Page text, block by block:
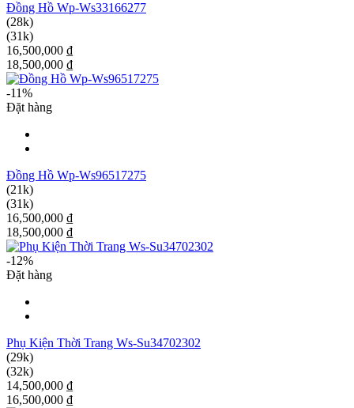
Đồng Hồ Wp-Ws33166277
(28k)
(31k)
16,500,000 ₫
18,500,000 ₫
-11%
Đặt hàng
Đồng Hồ Wp-Ws96517275
(21k)
(31k)
16,500,000 ₫
18,500,000 ₫
-12%
Đặt hàng
Phụ Kiện Thời Trang Ws-Su34702302
(29k)
(32k)
14,500,000 ₫
16,500,000 ₫